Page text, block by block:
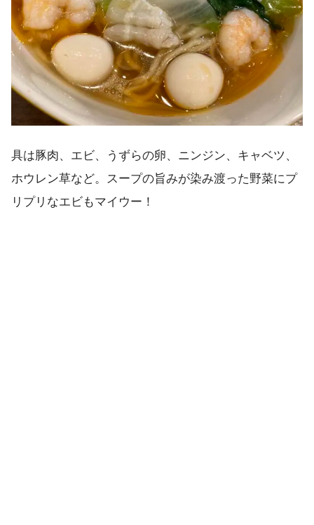
具は豚肉、エビ、うずらの卵、ニンジン、キャベツ、
ホウレン草など。スープの旨みが染み渡った野菜にプ
リプリなエビもマイウー！